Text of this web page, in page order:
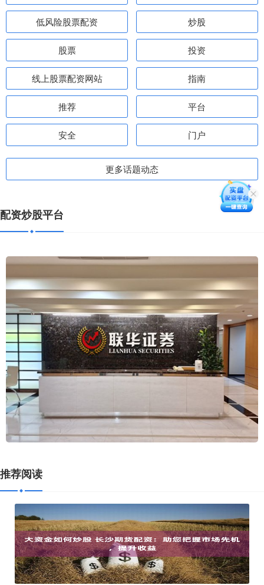
低风险股票配资 炒股
股票 投资
线上股票配资网站 指南
推荐 平台
安全 门户
更多话题动态
配资炒股平台
推荐阅读